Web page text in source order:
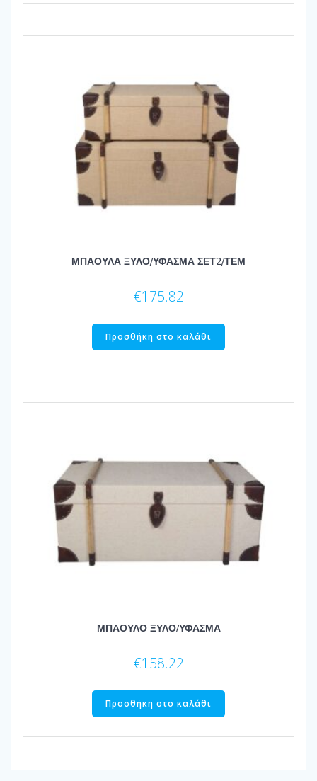
ΜΠΑΟΥΛΑ ΞΥΛΟ/ΥΦΑΣΜΑ ΣΕΤ2/ΤΕΜ
€175.82
Προσθήκη στο καλάθι
ΜΠΑΟΥΛΟ ΞΥΛΟ/ΥΦΑΣΜΑ
€158.22
Προσθήκη στο καλάθι